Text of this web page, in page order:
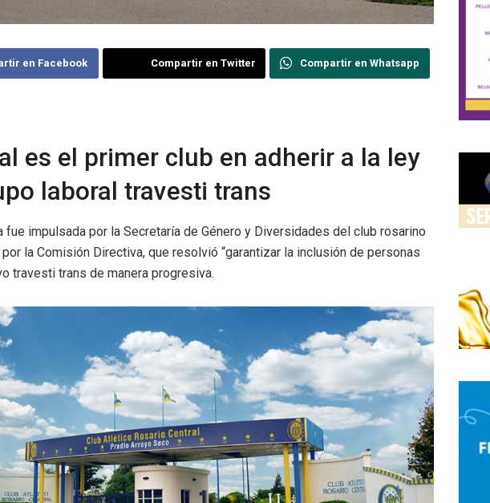
en Facebook Compartir en Twitter Compartir en Whatsapp
es el primer club en adherir a la ley
laboral travesti trans
fue impulsada por la Secretaría de Género y Diversidades del club rosarino
la Comisión Directiva, que resolvió “garantizar la inclusión de personas
travesti trans de manera progresiva.